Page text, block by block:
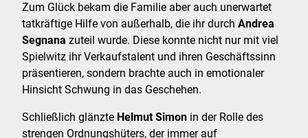
Zum Glück bekam die Familie aber auch unerwartet
tatkräftige Hilfe von außerhalb, die ihr durch Andrea
Segnana zuteil wurde. Diese konnte nicht nur mit viel
Spielwitz ihr Verkaufstalent und ihren Geschäftssinn
präsentieren, sondern brachte auch in emotionaler
Hinsicht Schwung in das Geschehen.
Schließlich glänzte Helmut Simon in der Rolle des
strengen Ordnungshüters, der immer auf